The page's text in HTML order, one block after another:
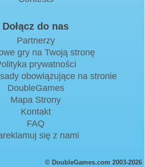
Dołącz do nas
Partnerzy
gry na Twoją stronę
prywatności
obowiązujące na stronie
DoubleGames
Mapa Strony
Kontakt
FAQ
się z nami
© DoubleGames.com 2003-2026